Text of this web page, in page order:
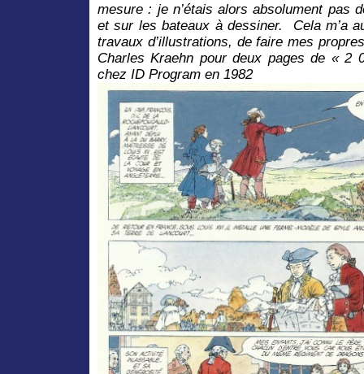
mesure : je n’étais alors absolument pas
et sur les bateaux à dessiner. Cela m’a
travaux d’illustrations, de faire mes
Charles Kraehn pour deux pages de « 2
chez ID Program en 1982